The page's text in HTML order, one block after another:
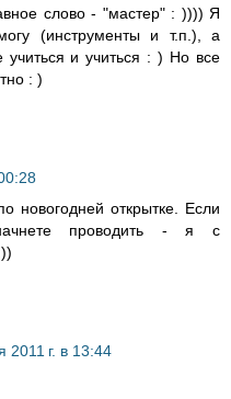
слово - "мастер" : )))) Я
(инструменты и т.п.), а
и учиться : ) Но все
: )
новогодней открытке. Если
проводить - я с
2011 г. в 13:44